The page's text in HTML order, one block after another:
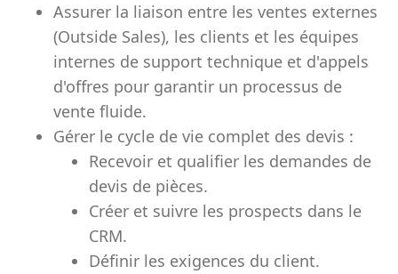
Assurer la liaison entre les ventes externes
(Outside Sales), les clients et les équipes
internes de support technique et d'appels
d'offres pour garantir un processus de
vente fluide.
Gérer le cycle de vie complet des devis :
Recevoir et qualifier les demandes de
devis de pièces.
Créer et suivre les prospects dans le
CRM.
Définir les exigences du client.